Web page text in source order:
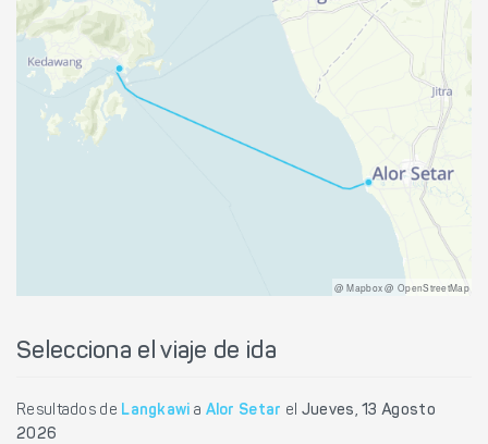
@ Mapbox @ OpenStreetMap
Selecciona el viaje de ida
Resultados de Langkawi a Alor Setar el Jueves, 13 Agosto
2026